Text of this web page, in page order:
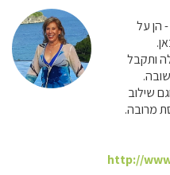
הן על
ותקבל
שילוב
מרובה.
http://